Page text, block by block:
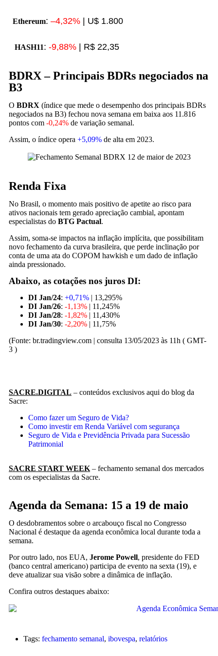
Ethereum: –4,32% | U$ 1.800
HASH11: -9,88% | R$ 22,35
BDRX – Principais BDRs negociados na
B3
O BDRX (índice que mede o desempenho dos principais BDRs
negociados na B3) fechou nova semana em baixa aos 11.816
pontos com -0,24% de variação semanal.
Assim, o índice opera +5,09% de alta em 2023.
Renda Fixa
No Brasil, o momento mais positivo de apetite ao risco para
ativos nacionais tem gerado apreciação cambial, apontam
especialistas do BTG Pactual.
Assim, soma-se impactos na inflação implícita, que possibilitam
novo fechamento da curva brasileira, que perde inclinação por
conta de uma ata do COPOM hawkish e um dado de inflação
ainda pressionado.
Abaixo, as cotações nos juros DI:
DI Jan/24: +0,71% | 13,295%
DI Jan/26: -1,13% | 11,245%
DI Jan/28: -1,82% | 11,430%
DI Jan/30: -2,20% | 11,75%
(Fonte: br.tradingview.com | consulta 13/05/2023 às 11h ( GMT-
3 )
SACRE.DIGITAL – conteúdos exclusivos aqui do blog da
Sacre:
Como fazer um Seguro de Vida?
Como investir em Renda Variável com segurança
Seguro de Vida e Previdência Privada para Sucessão
Patrimonial
SACRE START WEEK – fechamento semanal dos mercados
com os especialistas da Sacre.
Agenda da Semana: 15 a 19 de maio
O desdobramentos sobre o arcabouço fiscal no Congresso
Nacional é destaque da agenda econômica local durante toda a
semana.
Por outro lado, nos EUA, Jerome Powell, presidente do FED
(banco central americano) participa de evento na sexta (19), e
deve atualizar sua visão sobre a dinâmica de inflação.
Confira outros destaques abaixo:
Tags: fechamento semanal, ibovespa, relatórios